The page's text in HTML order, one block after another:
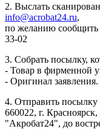
2. Выслать
info@acrobat24.ru,
по желанию сообщить
33-02
3. Собрать посылку,
- Товар в фирменной
- Оригинал заявления.
4. Отправить
660022, г.
"Акробат24", до